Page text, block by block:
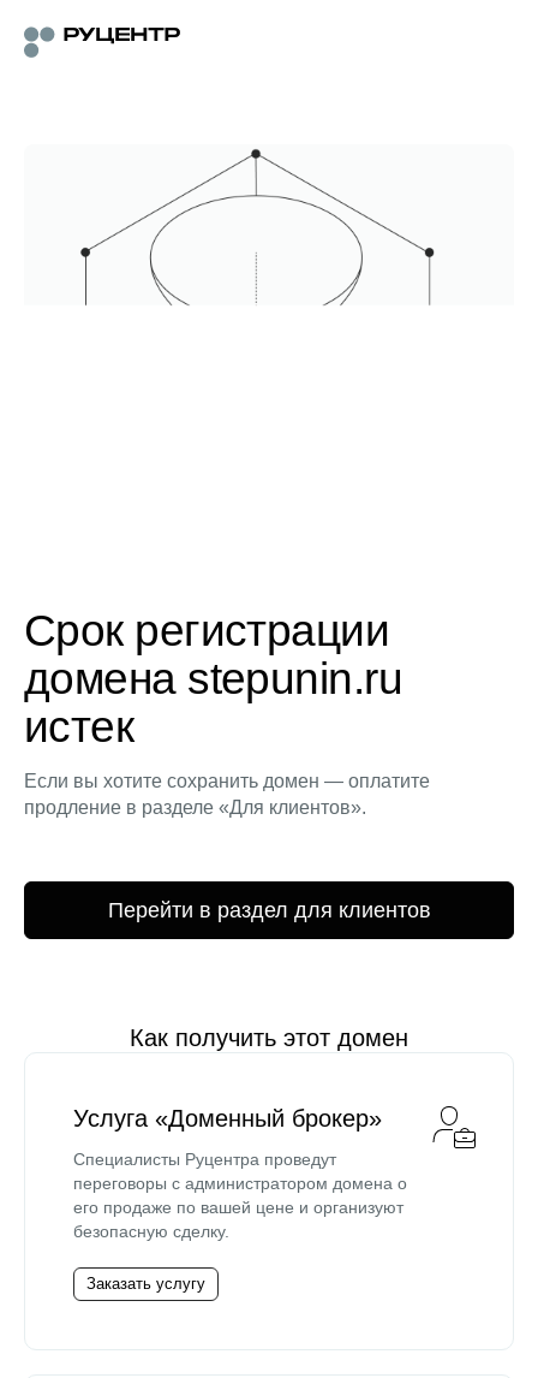
Срок регистрации
домена stepunin.ru
истек
Если вы хотите сохранить домен — оплатите
продление в разделе «Для клиентов».
Перейти в раздел для клиентов
Как получить этот домен
Услуга «Доменный брокер»
Специалисты Руцентра проведут
переговоры с администратором домена о
его продаже по вашей цене и организуют
безопасную сделку.
Заказать услугу